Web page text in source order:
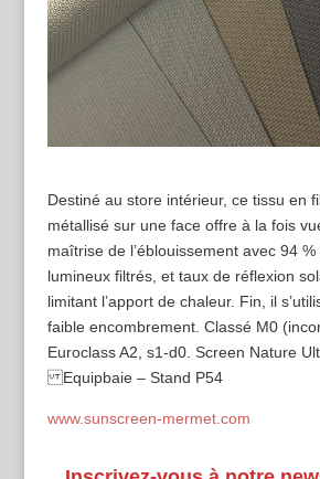
Destiné au store intérieur, ce tissu en
métallisé sur une face offre à la fois
maîtrise de l’éblouissement avec 94
lumineux filtrés, et taux de réflexion
limitant l’apport de chaleur. Fin, il
faible encombrement. Classé M0
Euroclass A2, s1-d0. Screen Nature
Equipbaie – Stand P54
www.sunscreen-mermet.com